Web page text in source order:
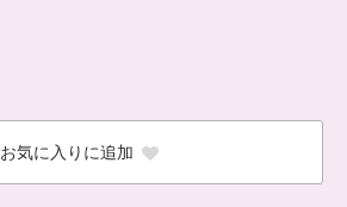
お気に入りに追加